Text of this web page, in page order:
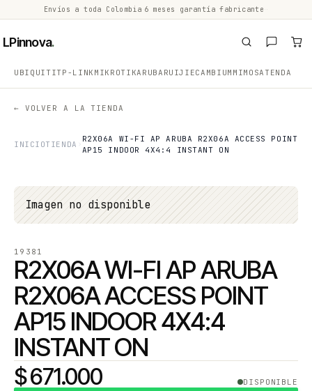
Envíos a toda Colombia 6 meses garantía fabricante
LPinnova.
UBIQUITITP-LINK MIKROTIKARUBA RUIJIECAMBIUM MIMOSATENDA
← VOLVER A LA TIENDA
INICIOTIENDA
R2X06A WI-FI AP ARUBA R2X06A ACCESS POINT
AP15 INDOOR 4X4:4 INSTANT ON
Imagen no disponible
19381
R2X06A WI-FI AP ARUBA
R2X06A ACCESS POINT
AP15 INDOOR 4X4:4
INSTANT ON
$ 671.000 DISPONIBLE